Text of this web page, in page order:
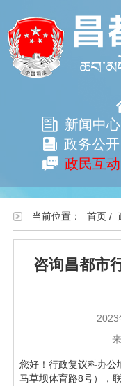
新闻中心
政务公开
政民互动
当前位置： 首页/
咨询昌都市
您好！行政复议科办公
马草坝体育路8号），